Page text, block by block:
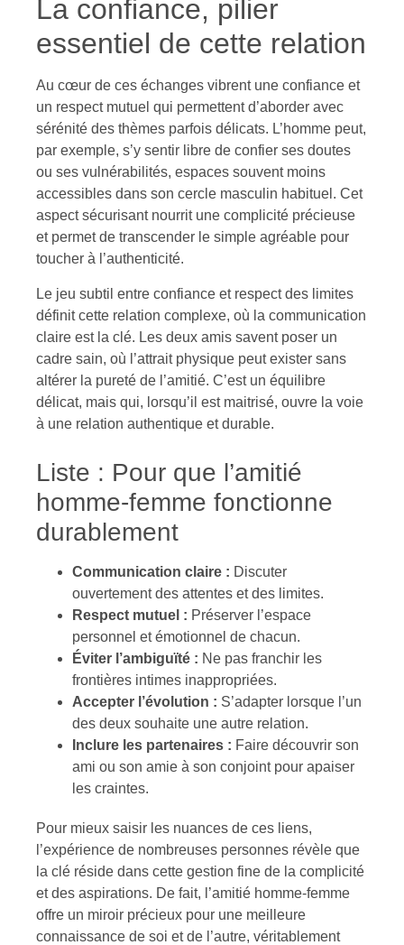
La confiance, pilier
essentiel de cette relation
Au cœur de ces échanges vibrent une confiance et
un respect mutuel qui permettent d’aborder avec
sérénité des thèmes parfois délicats. L’homme peut,
par exemple, s’y sentir libre de confier ses doutes
ou ses vulnérabilités, espaces souvent moins
accessibles dans son cercle masculin habituel. Cet
aspect sécurisant nourrit une complicité précieuse
et permet de transcender le simple agréable pour
toucher à l’authenticité.
Le jeu subtil entre confiance et respect des limites
définit cette relation complexe, où la communication
claire est la clé. Les deux amis savent poser un
cadre sain, où l’attrait physique peut exister sans
altérer la pureté de l’amitié. C’est un équilibre
délicat, mais qui, lorsqu’il est maitrisé, ouvre la voie
à une relation authentique et durable.
Liste : Pour que l’amitié
homme-femme fonctionne
durablement
Communication claire : Discuter
ouvertement des attentes et des limites.
Respect mutuel : Préserver l’espace
personnel et émotionnel de chacun.
Éviter l’ambiguïté : Ne pas franchir les
frontières intimes inappropriées.
Accepter l’évolution : S’adapter lorsque l’un
des deux souhaite une autre relation.
Inclure les partenaires : Faire découvrir son
ami ou son amie à son conjoint pour apaiser
les craintes.
Pour mieux saisir les nuances de ces liens,
l’expérience de nombreuses personnes révèle que
la clé réside dans cette gestion fine de la complicité
et des aspirations. De fait, l’amitié homme-femme
offre un miroir précieux pour une meilleure
connaissance de soi et de l’autre, véritablement